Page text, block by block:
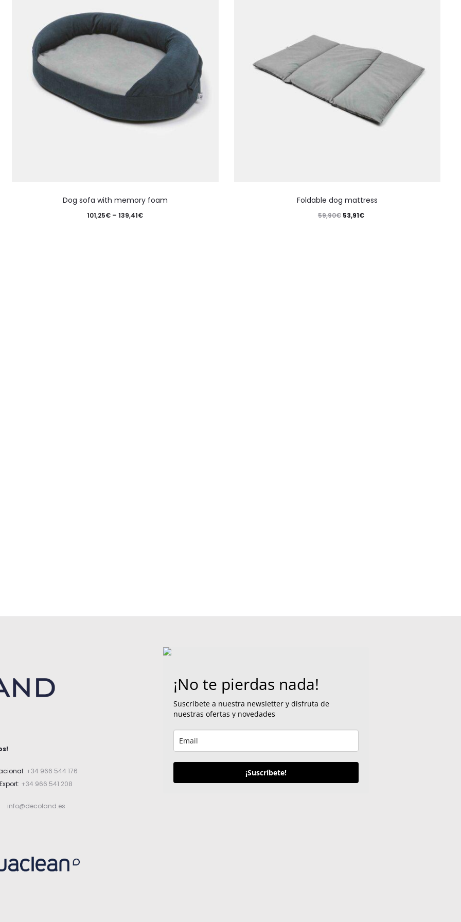
Dog sofa with memory foam
101,25€ –139,41€
Foldable dog mattress
59,90€ 53,91€
+34 966 544 176
Export: +34 966 541 208
info@decoland.es
¡No te pierdas nada!
Suscríbete a nuestra newsletter y disfruta de
nuestras ofertas y novedades
¡Suscríbete!